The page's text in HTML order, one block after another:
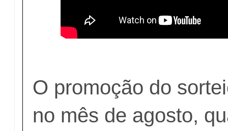
O promoção do
no mês de agosto,